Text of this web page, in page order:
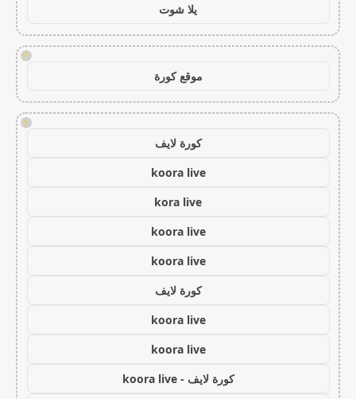
يلا شوت
!
موقع كورة
!
كورة لايف
koora live
kora live
koora live
koora live
كورة لايف
koora live
koora live
كورة لايف - koora live